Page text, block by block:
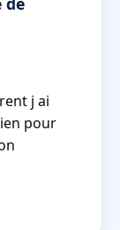
j ai
pour